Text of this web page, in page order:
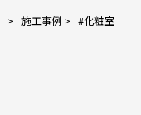
> 施工事例 > #化粧室